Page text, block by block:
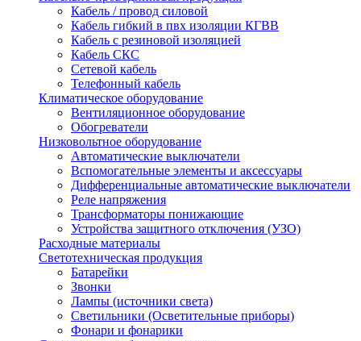
Кабель / провод силовой
Кабель гибкий в пвх изоляции КГВВ
Кабель с резиновой изоляцией
Кабель СКС
Сетевой кабель
Телефонный кабель
Климатическое оборудование
Вентиляционное оборудование
Обогреватели
Низковольтное оборудование
Автоматические выключатели
Вспомогательные элементы и аксессуары
Дифференциальные автоматические выключатели
Реле напряжения
Трансформаторы понижающие
Устройства защитного отключения (УЗО)
Расходные материалы
Светотехническая продукция
Батарейки
Звонки
Лампы (источники света)
Светильники (Осветительные приборы)
Фонари и фонарики